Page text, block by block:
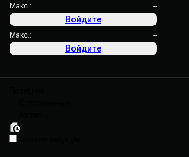
Макс.:
--
Войдите
Макс.: --
Войдите